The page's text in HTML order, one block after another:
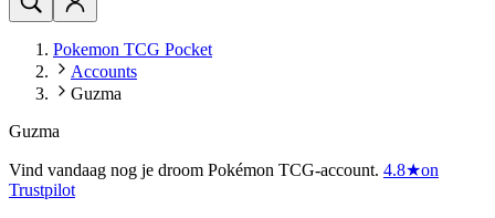
Pokemon TCG Pocket
Accounts
Guzma
Guzma
Vind vandaag nog je droom Pokémon TCG-account. 4.8★on
Trustpilot